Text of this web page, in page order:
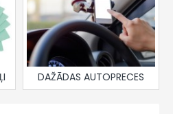
DAŽĀDAS AUTOPRECES